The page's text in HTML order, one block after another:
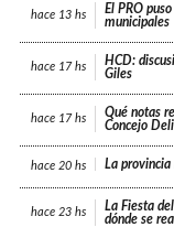
hace 13 hs
El PRO
municipales
hace 17 hs
HCD:
Giles
hace 17 hs
Qué notas
Concejo
hace 20 hs La provincia
hace 23 hs
La Fiesta
dónde se